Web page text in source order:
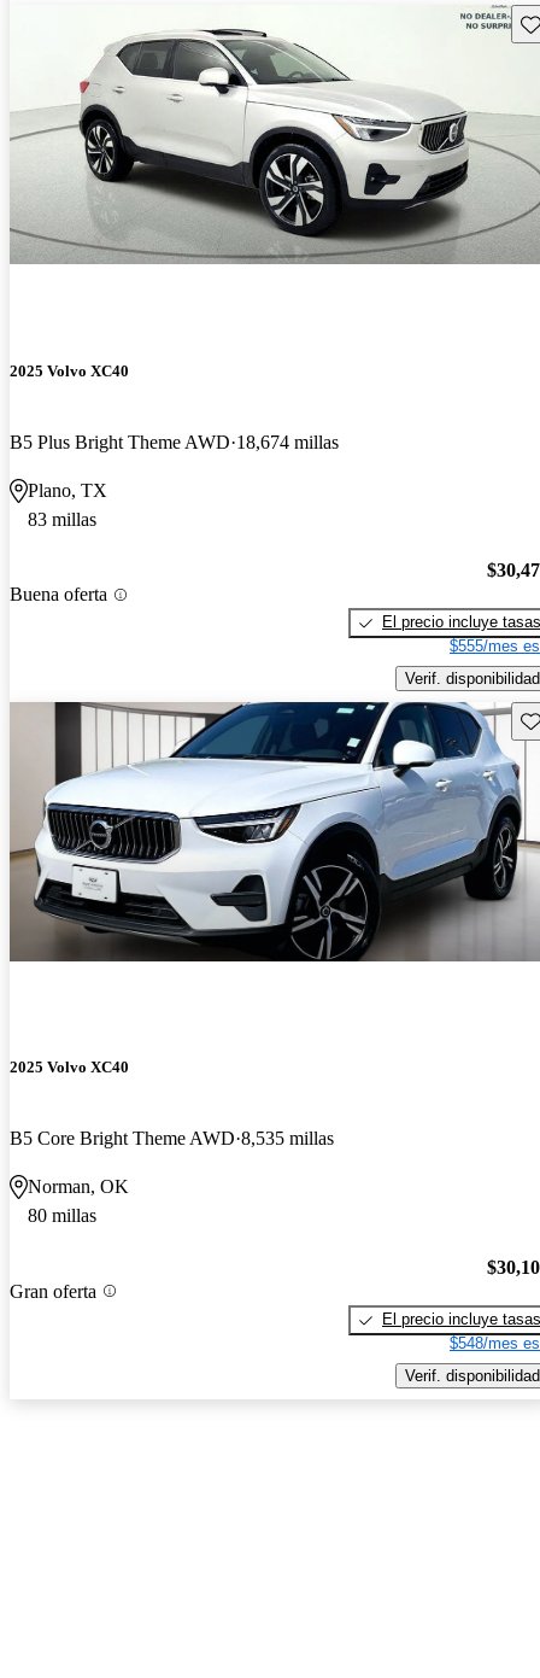
2025 Volvo XC40
B5 Plus Bright Theme AWD 18,674 millas
Plano, TX
83 millas
Buena oferta
El precio incluye tasas
$555/mes
Verif. disponibilidad
2025 Volvo XC40
B5 Core Bright Theme AWD 8,535 millas
Norman, OK
80 millas
Gran oferta
El precio incluye tasas
$548/mes
Verif. disponibilidad